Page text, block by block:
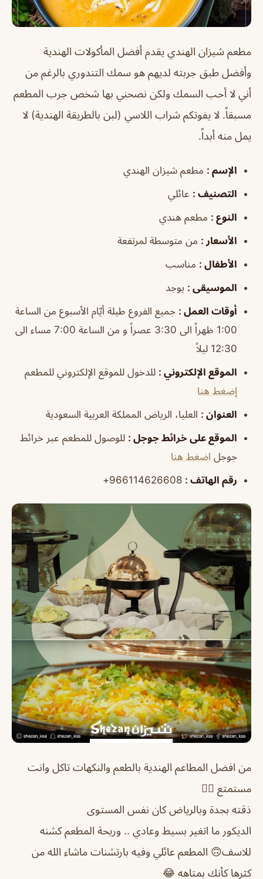
مطعم شيزان الهندي يقدم أفضل المأكولات الهندية
وأفضل طبق جربته لديهم هو سمك التندوري بالرغم من
أني لا أحب السمك ولكن نصحني بها شخص جرب المطعم
مسبقاً. لا يفوتكم شراب اللاسي (لبن بالطريقة الهندية) لا
يمل منه أبداً.
الإسم : مطعم شيزان الهندي
التصنيف : عائلي
النوع : مطعم هندي
الأسعار : من متوسطة لمرتفعة
الأطفال : مناسب
الموسيقى : يوجد
أوقات العمل : جميع الفروع طيلة أيّام الأسبوع من الساعة
1:00 ظهراً الى 3:30 عصراً و من الساعة 7:00 مساء الى
12:30 ليلاً
الموقع الإلكتروني : للدخول للموقع الإلكتروني للمطعم
إضغط هنا
العنوان : العليا، الرياض المملكة العربية السعودية
الموقع على خرائط جوجل : للوصول للمطعم عبر خرائط
جوجل اضغط هنا
رقم الهاتف :
من افضل المطاعم الهندية بالطعم والنكهات تاكل وانت
مستمتع 👍🏻
ذقته بجدة وبالرياض كان نفس المستوى
الديكور ما اتغير بسيط وعادي .. وريحة المطعم كشنه
للاسف🙃 المطعم عائلي وفيه بارتشنات ماشاء الله من
كثرها كأنك بمتاهه 😂